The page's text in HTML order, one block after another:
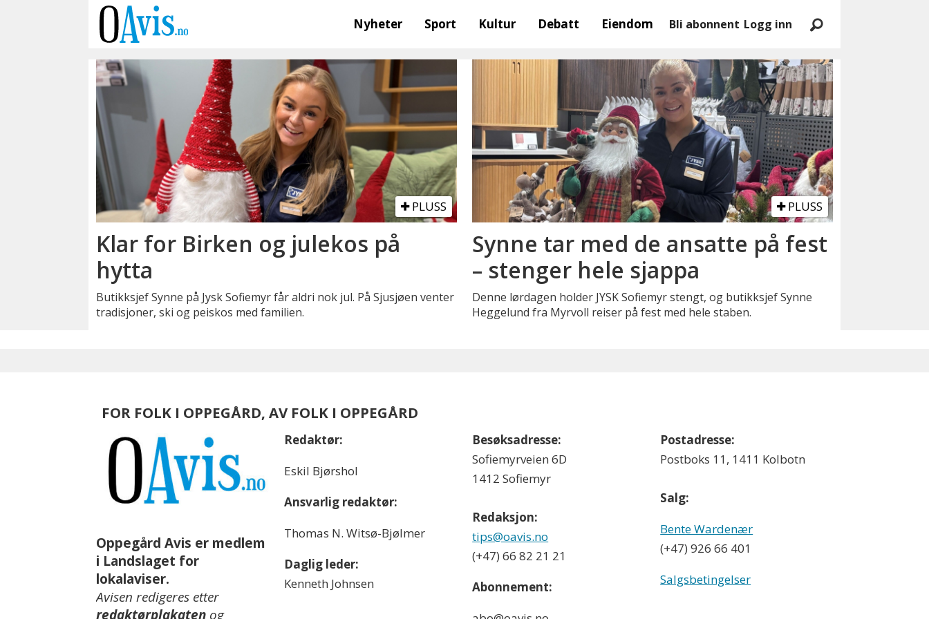
Nyheter Sport Kultur Debatt Eiendom Bli abonnent Logg inn
heggelund
PLUSS
Klar for Birken og julekos på
hytta
Butikksjef Synne på Jysk Sofiemyr får aldri nok jul. På Sjusjøen venter
tradisjoner, ski og peiskos med familien.
PLUSS
Synne tar med de ansatte på fest
– stenger hele sjappa
Denne lørdagen holder JYSK Sofiemyr stengt, og butikksjef Synne
Heggelund fra Myrvoll reiser på fest med hele staben.
FOR FOLK I OPPEGÅRD, AV FOLK I OPPEGÅRD
Oppegård Avis er medlem
i Landslaget for
lokalaviser.
Avisen redigeres etter
redaktørplakaten og
Redaktør:
Eskil Bjørshol
Ansvarlig redaktør:
Thomas N. Witsø-Bjølmer
Daglig leder:
Kenneth Johnsen
Besøksadresse:
Sofiemyrveien 6D
1412 Sofiemyr
Redaksjon:
tips@oavis.no
(+47) 66 82 21 21
Abonnement:
Postadresse:
Postboks 11, 1411 Kolbotn
Salg:
Bente Wardenær
(+47) 926 66 401
Salgsbetingelser